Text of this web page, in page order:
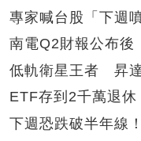
專家喊台股「下週
南電Q2財報公布
低軌衛星王者 昇
ETF存到2千萬退
下週恐跌破半年線